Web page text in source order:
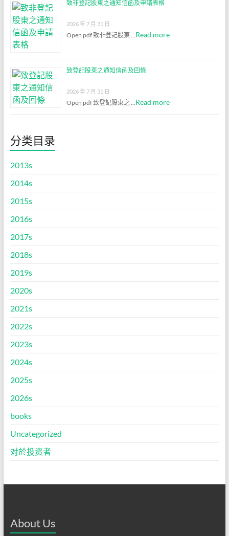
致非登記股東之通知信函及申請表格
2026 年 7 月 31 日
Open pdf 致非登記股東 …Read more
致登記股東之通知信函及回條
2026 年 7 月 31 日
Open pdf 致登記股東之 …Read more
分类目录
2013s
2014s
2015s
2016s
2017s
2018s
2019s
2020s
2021s
2022s
2023s
2024s
2025s
2026s
books
Uncategorized
对於投资者
About Us